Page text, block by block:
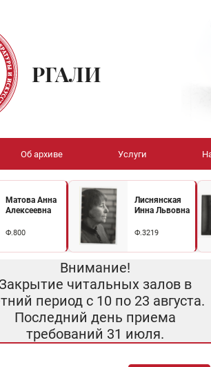
РГАЛИ
Об архиве Услуги
Матова Анна
Алексеевна
Ф.800
Лиснянская
Инна Львовна
Ф.3219
Внимание!
читальных залов в
период с 10 по 23 августа.
Последний день приема
требований 31 июля.